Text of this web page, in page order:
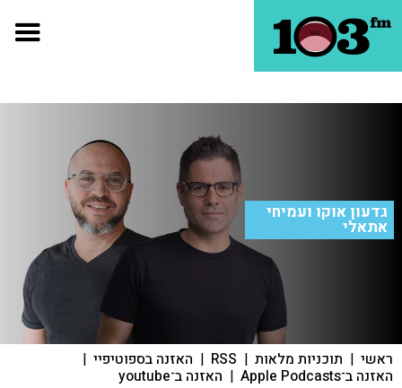
גדעון אוקו ועמיחי
אתאלי
ראשי | תוכניות מלאות |
RSS
| האזנה בספוטיפיי |
האזנה ב־Apple Podcasts | האזנה ב־youtube